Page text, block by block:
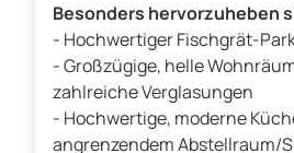
Besonders hervorzuheben
- Hochwertiger Fischgrät-
- Großzügige, helle
zahlreiche Verglasungen
- Hochwertige, moderne
angrenzendem Abstellraum/